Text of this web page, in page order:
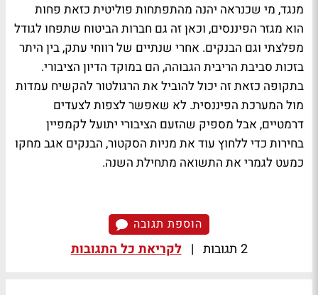
מנגד, מי שכנראה יהנה מהתפתחות פוליטית כזאת פחות
הוא מגזר הפיננסים, וכאן זה גם חברות הביטוח שתפחו לגודל
מפלצתי וגם הבנקים. אחרי שנתיים של רווחי עתק, בין היתר
בזכות סביבת הריבית הגבוהה, הם במוקד הדיון הציבורי.
בתקופה כזאת זה יכול להוביל את הרגולטור להקשיח עמדות
מול המערכת הפיננסית. לא שאפשר לצפות לצעדים
דרמטיים, אבל מספיק שהזעם הציבורי יתועל לקמפיין
בחירות כדי ללחוץ עוד את מניות הסקטור, הבנקים אגב מחקו
כמעט לגמרי את התשואה מתחילת השנה.
הוספת תגובה
2 תגובות | לקריאת כל התגובות